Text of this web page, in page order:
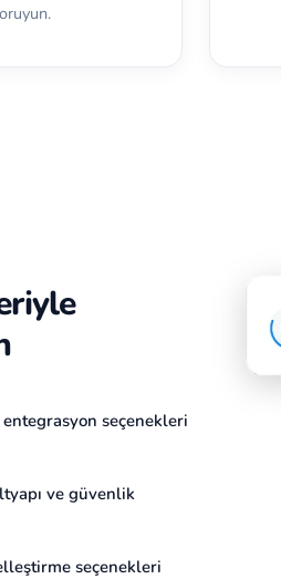
entegrasyon seçenekleri
ve güvenlik
seçenekleri